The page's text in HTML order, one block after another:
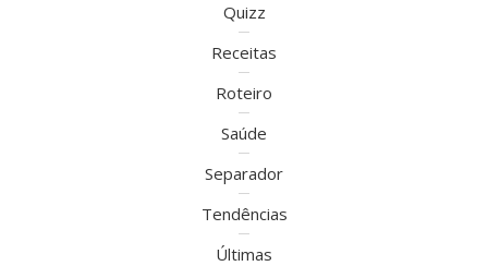
Quizz
Receitas
Roteiro
Saúde
Separador
Tendências
Últimas